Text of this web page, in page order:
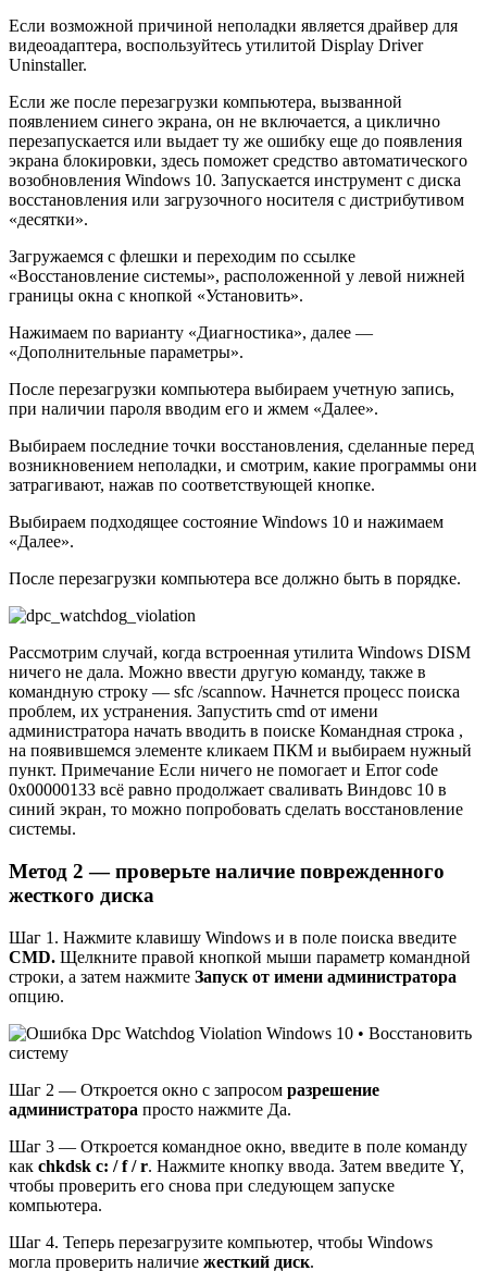
Если возможной причиной неполадки является драйвер для
видеоадаптера, воспользуйтесь утилитой Display Driver
Uninstaller.
Если же после перезагрузки компьютера, вызванной
появлением синего экрана, он не включается, а циклично
перезапускается или выдает ту же ошибку еще до появления
экрана блокировки, здесь поможет средство автоматического
возобновления Windows 10. Запускается инструмент с диска
восстановления или загрузочного носителя с дистрибутивом
«десятки».
Загружаемся с флешки и переходим по ссылке
«Восстановление системы», расположенной у левой нижней
границы окна с кнопкой «Установить».
Нажимаем по варианту «Диагностика», далее —
«Дополнительные параметры».
После перезагрузки компьютера выбираем учетную запись,
при наличии пароля вводим его и жмем «Далее».
Выбираем последние точки восстановления, сделанные перед
возникновением неполадки, и смотрим, какие программы они
затрагивают, нажав по соответствующей кнопке.
Выбираем подходящее состояние Windows 10 и нажимаем
«Далее».
После перезагрузки компьютера все должно быть в порядке.
Рассмотрим случай, когда встроенная утилита Windows DISM
ничего не дала. Можно ввести другую команду, также в
командную строку — sfc /scannow. Начнется процесс поиска
проблем, их устранения. Запустить cmd от имени
администратора начать вводить в поиске Командная строка ,
на появившемся элементе кликаем ПКМ и выбираем нужный
пункт. Примечание Если ничего не помогает и Error code
0x00000133 всё равно продолжает сваливать Виндовс 10 в
синий экран, то можно попробовать сделать восстановление
системы.
Метод 2 — проверьте наличие поврежденного
жесткого диска
Шаг 1. Нажмите клавишу Windows и в поле поиска введите
CMD. Щелкните правой кнопкой мыши параметр командной
строки, а затем нажмите Запуск от имени администратора
опцию.
Шаг 2 — Откроется окно с запросом разрешение
администратора просто нажмите Да.
Шаг 3 — Откроется командное окно, введите в поле команду
как chkdsk c: / f / r. Нажмите кнопку ввода. Затем введите Y,
чтобы проверить его снова при следующем запуске
компьютера.
Шаг 4. Теперь перезагрузите компьютер, чтобы Windows
могла проверить наличие жесткий диск.